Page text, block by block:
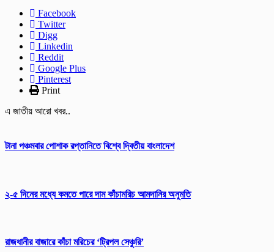
Facebook
Twitter
Digg
Linkedin
Reddit
Google Plus
Pinterest
Print
এ জাতীয় আরো খবর..
টানা পঞ্চমবার পোশাক রপ্তানিতে বিশ্বে দ্বিতীয় বাংলাদেশ
২-৫ দিনের মধ্যে কমতে পারে দাম কাঁচামরিচ আমদানির অনুমতি
রাজধানীর বাজারে কাঁচা মরিচের ‘ট্রিপল সেঞ্চুরি’